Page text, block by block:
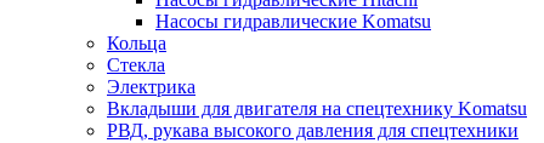
Насосы гидравлические Komatsu
Кольца
Стекла
Электрика
Вкладыши для двигателя на спецтехнику Komatsu
РВД, рукава высокого давления для спецтехники